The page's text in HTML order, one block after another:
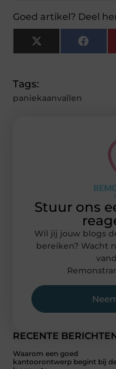
Goed artikel? Deel
X
(Twitter)
Tags:
paniekaanvallen
RECENTE
Waarom een goed
kantoorontwerp begint bij
Stuur ons
Wil jij jouw blogs
bereiken? Wacht